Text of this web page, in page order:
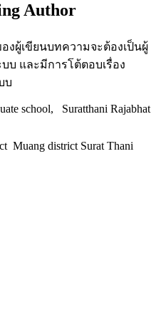
Author
องผู้เขียนบทความจะต้องเป็นผู้
บ และมีการโต้ตอบเรื่อง
บ
school, Suratthani Rajabhat
Muang district Surat Thani